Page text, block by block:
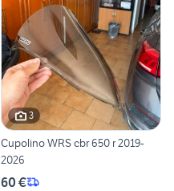
3
Cupolino WRS cbr 650 r 2019-
2026
60 €